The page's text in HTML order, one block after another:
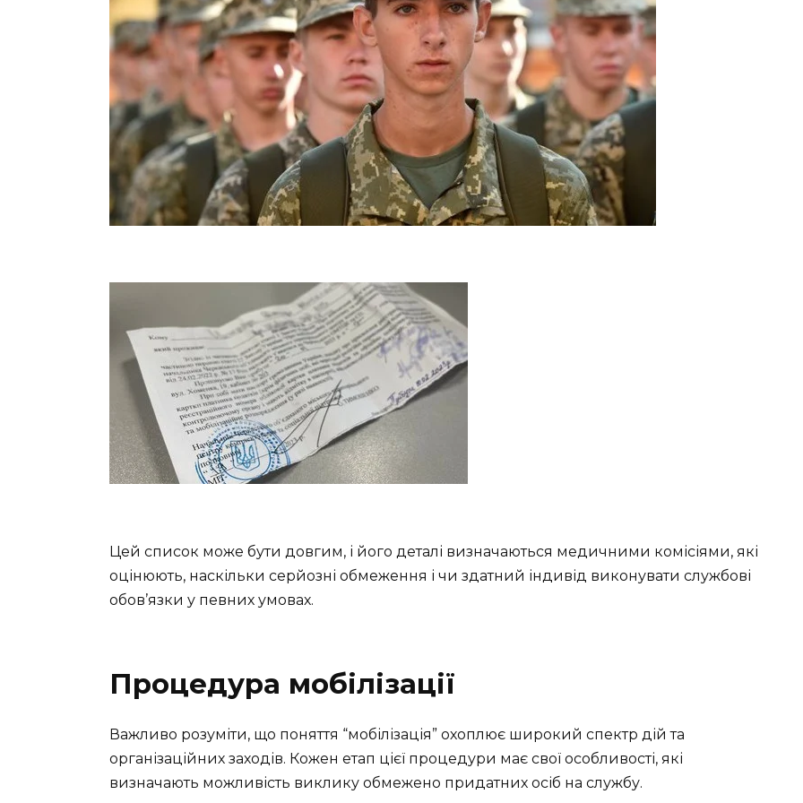
Цей список може бути довгим, і його деталі визначаються медичними комісіями, які
оцінюють, наскільки серйозні обмеження і чи здатний індивід виконувати службові
обов’язки у певних умовах.
Процедура мобілізації
Важливо розуміти, що поняття “мобілізація” охоплює широкий спектр дій та
організаційних заходів. Кожен етап цієї процедури має свої особливості, які
визначають можливість виклику обмежено придатних осіб на службу.